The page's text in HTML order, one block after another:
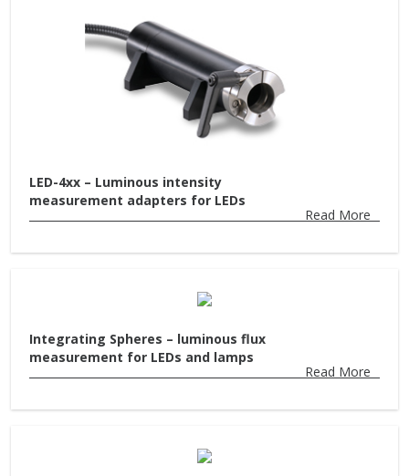
LED-4xx – Luminous intensity
measurement adapters for LEDs
Read More
Integrating Spheres – luminous flux
measurement for LEDs and lamps
Read More